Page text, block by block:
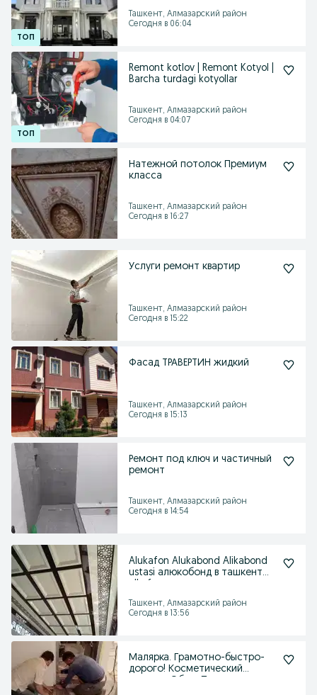
Ташкент, Алмазарский район
Сегодня в 06:04
Remont kotlov | Remont Kotyol |
Barcha turdagi kotyollar
Ташкент, Алмазарский район
Сегодня в 04:07
Натежной потолок Премиум
класса
Ташкент, Алмазарский район
Сегодня в 16:27
Услуги ремонт квартир
Ташкент, Алмазарский район
Сегодня в 15:22
Фасад ТРАВЕРТИН жидкий
Ташкент, Алмазарский район
Сегодня в 15:13
Ремонт под ключ и частичный
ремонт
Ташкент, Алмазарский район
Сегодня в 14:54
Alukafon Alukabond Alikabond
ustasi алюкобонд в ташкент
Ташкент, Алмазарский район
Сегодня в 13:56
Малярка. Грамотно-быстро-
дорого! Косметический